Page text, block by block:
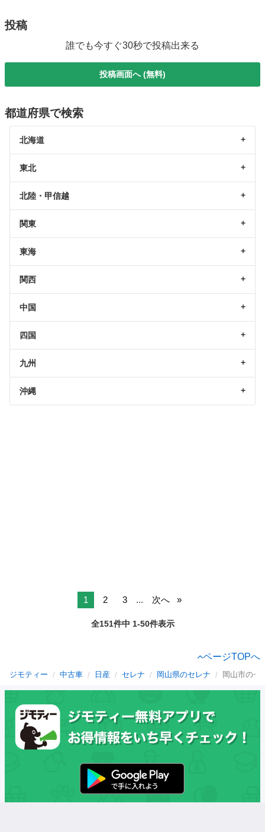
投稿
誰でも今すぐ30秒で投稿出来る
投稿画面へ (無料)
都道府県で検索
北海道
東北
北陸・甲信越
関東
東海
関西
中国
四国
九州
沖縄
1 2 3 ... 次へ
全151件中 1-50件表示
ページTOPへ
ジモティー 中古車 日産 セレナ 岡山県のセレナ 岡山市のセ